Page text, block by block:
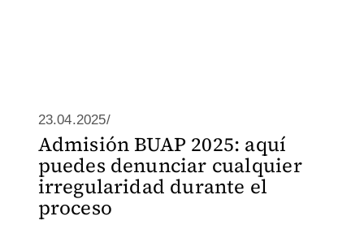
23.04.2025/
Admisión BUAP 2025: aquí
puedes denunciar cualquier
irregularidad durante el
proceso